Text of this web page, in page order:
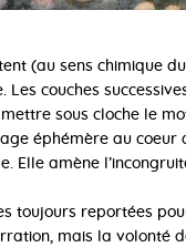
(au sens chimique
couches
sous cloche le
éphémère au coeur
Elle amène
toujours reportées
mais la volonté